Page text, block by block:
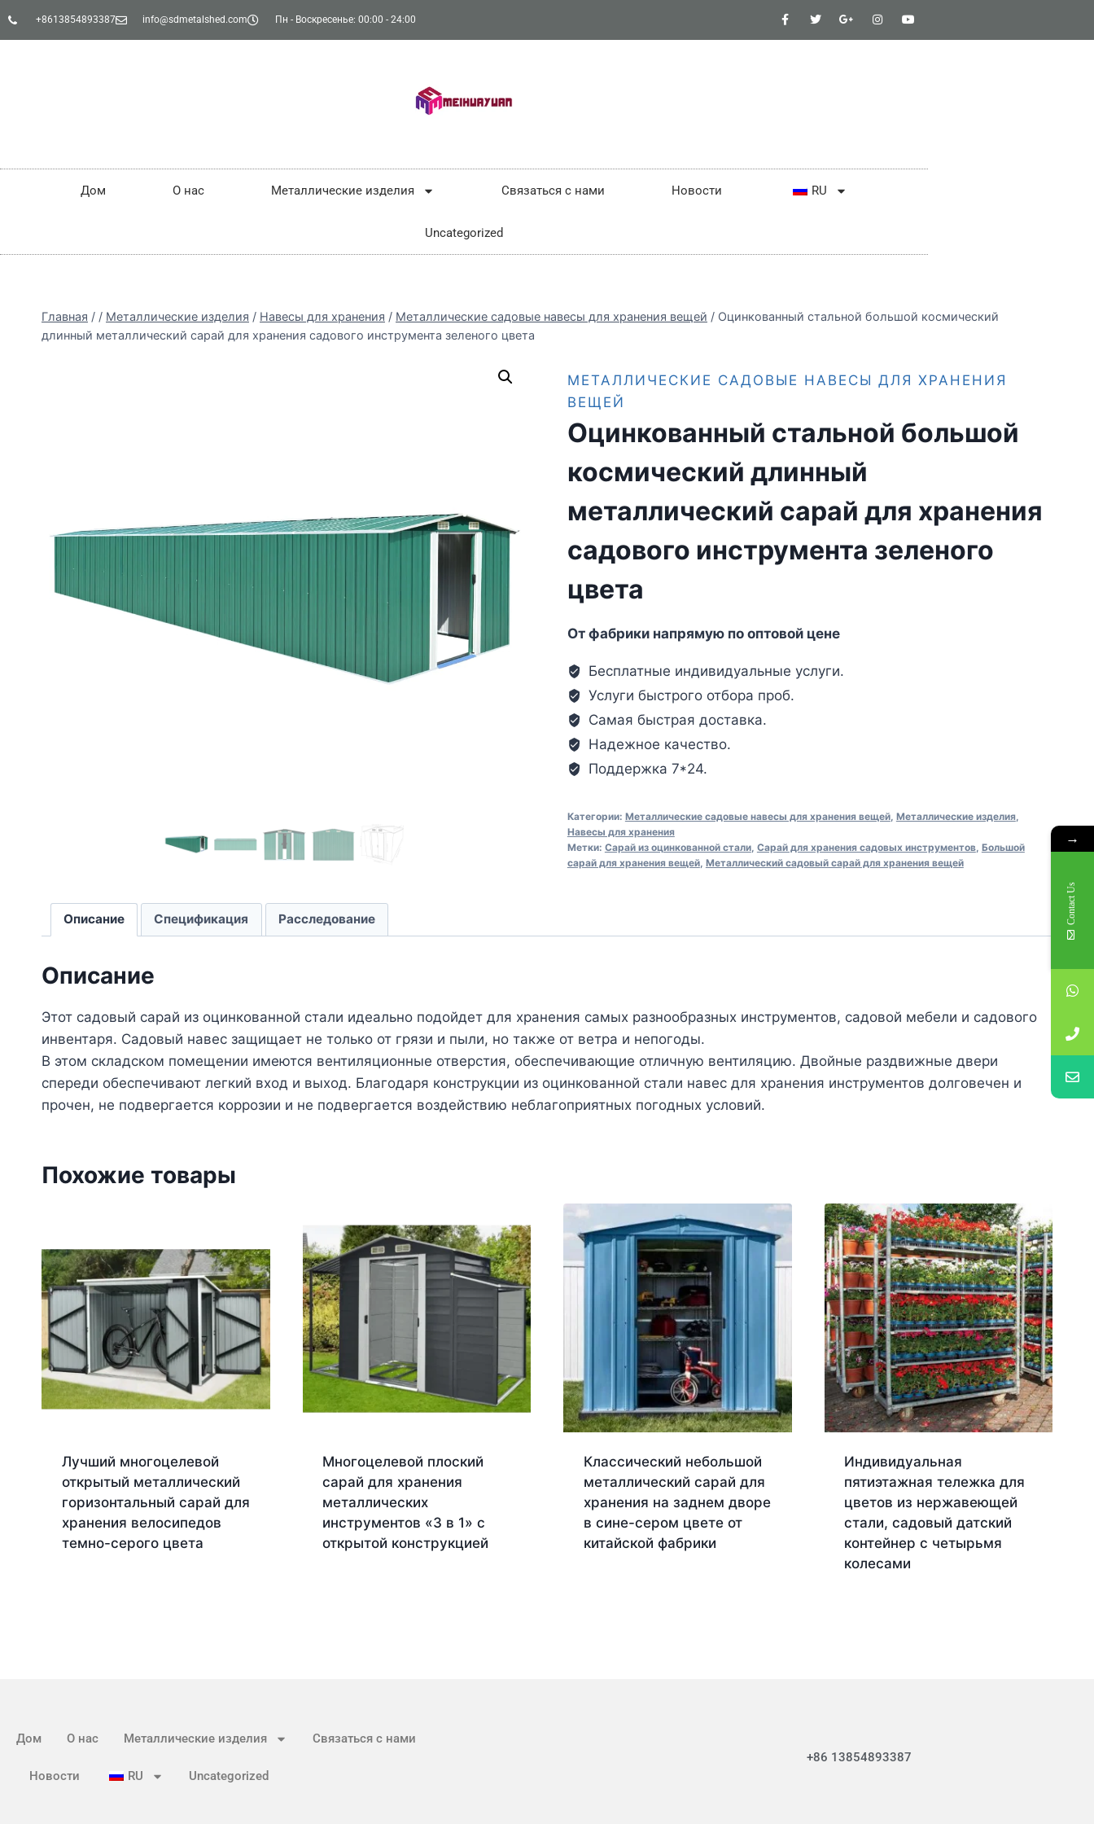
+8613854893387 info@sdmetalshed.com Пн - Воскресенье: 00:00 - 24:00
Дом О нас Металлические изделия Связаться с нами Новости RU
Uncategorized
Главная / / Металлические изделия / Навесы для хранения / Металлические садовые навесы для хранения вещей / Оцинкованный стальной большой космический
длинный металлический сарай для хранения садового инструмента зеленого цвета
МЕТАЛЛИЧЕСКИЕ САДОВЫЕ НАВЕСЫ ДЛЯ ХРАНЕНИЯ
ВЕЩЕЙ
Оцинкованный стальной большой
космический длинный
металлический сарай для хранения
садового инструмента зеленого
цвета
От фабрики напрямую по оптовой цене
Бесплатные индивидуальные услуги.
Услуги быстрого отбора проб.
Самая быстрая доставка.
Надежное качество.
Поддержка 7*24.
Категории: Металлические садовые навесы для хранения вещей, Металлические изделия,
Навесы для хранения
Метки: Сарай из оцинкованной стали, Сарай для хранения садовых инструментов, Большой
сарай для хранения вещей, Металлический садовый сарай для хранения вещей
Описание Спецификация Расследование
Описание
Этот садовый сарай из оцинкованной стали идеально подойдет для хранения самых разнообразных инструментов, садовой мебели и садового
инвентаря. Садовый навес защищает не только от грязи и пыли, но также от ветра и непогоды.
В этом складском помещении имеются вентиляционные отверстия, обеспечивающие отличную вентиляцию. Двойные раздвижные двери
спереди обеспечивают легкий вход и выход. Благодаря конструкции из оцинкованной стали навес для хранения инструментов долговечен и
прочен, не подвергается коррозии и не подвергается воздействию неблагоприятных погодных условий.
Похожие товары
Лучший многоцелевой
открытый металлический
горизонтальный сарай для
хранения велосипедов
темно-серого цвета
Многоцелевой плоский
сарай для хранения
металлических
инструментов «3 в 1» с
открытой конструкцией
Классический небольшой
металлический сарай для
хранения на заднем дворе
в сине-сером цвете от
китайской фабрики
Индивидуальная
пятиэтажная тележка для
цветов из нержавеющей
стали, садовый датский
контейнер с четырьмя
колесами
Дом О нас Металлические изделия Связаться с нами
Новости RU Uncategorized
+86 13854893387
→
Contact Us